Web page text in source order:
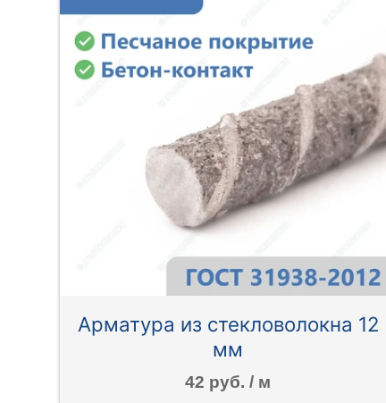
Арматура из стекловолокна 12
мм
42 руб. / м